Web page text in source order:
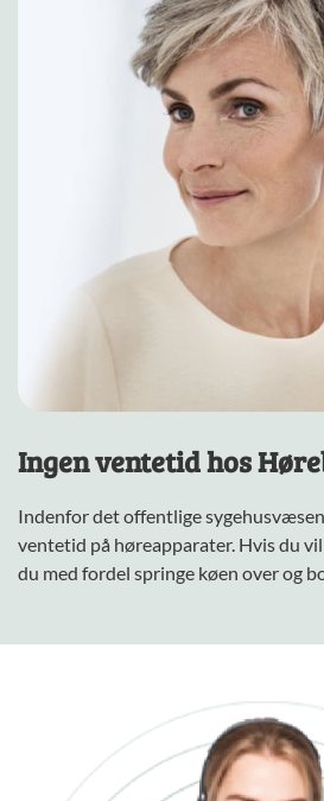
Ingen ventetid hos
Indenfor det offentlige
ventetid på høreapparater. Hvis du
du med fordel springe køen over og